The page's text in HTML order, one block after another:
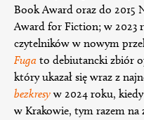
Book Award oraz do 2015
Award for Fiction; w 2023
czytelników w nowym
Fuga to debiutancki zbiór
który ukazał się wraz z
bezkresy w 2024 roku,
w Krakowie, tym razem na